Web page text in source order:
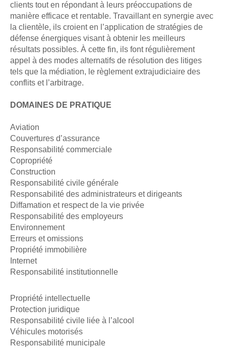
clients tout en répondant à leurs préoccupations de
manière efficace et rentable. Travaillant en synergie avec
la clientèle, ils croient en l’application de stratégies de
défense énergiques visant à obtenir les meilleurs
résultats possibles. À cette fin, ils font régulièrement
appel à des modes alternatifs de résolution des litiges
tels que la médiation, le règlement extrajudiciaire des
conflits et l’arbitrage.
DOMAINES DE PRATIQUE
Aviation
Couvertures d’assurance
Responsabilité commerciale
Copropriété
Construction
Responsabilité civile générale
Responsabilité des administrateurs et dirigeants
Diffamation et respect de la vie privée
Responsabilité des employeurs
Environnement
Erreurs et omissions
Propriété immobilière
Internet
Responsabilité institutionnelle
Propriété intellectuelle
Protection juridique
Responsabilité civile liée à l’alcool
Véhicules motorisés
Responsabilité municipale